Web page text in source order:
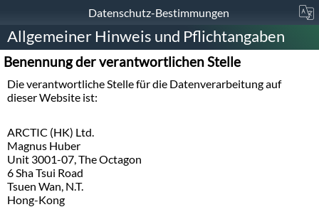
Datenschutz-Bestimmungen
Allgemeiner Hinweis und Pflichtangaben
Benennung der verantwortlichen Stelle
Die verantwortliche Stelle für die Datenverarbeitung auf
dieser Website ist:
ARCTIC (HK) Ltd.
Magnus Huber
Unit 3001-07, The Octagon
6 Sha Tsui Road
Tsuen Wan, N.T.
Hong-Kong